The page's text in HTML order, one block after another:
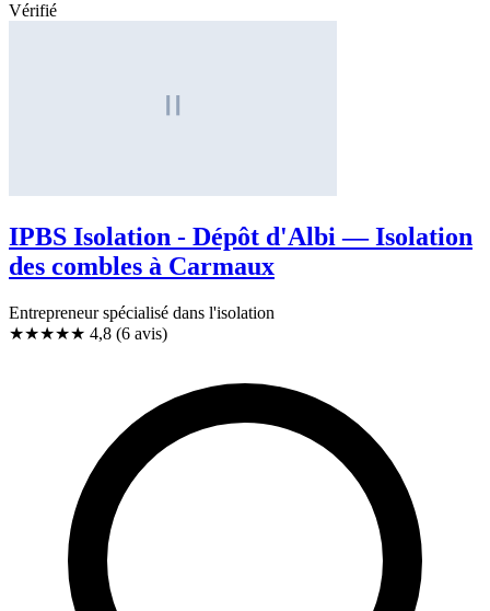
Vérifié
IPBS Isolation - Dépôt d'Albi — Isolation
des combles à Carmaux
Entrepreneur spécialisé dans l'isolation
★★★★★ 4,8 (6 avis)